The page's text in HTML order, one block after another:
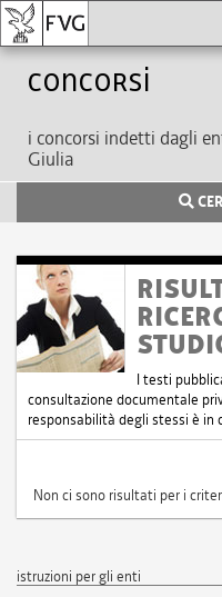
Concorsi
i concorsi indetti dagli
Giulia
I testi
consultazione documentale
responsabilità degli stessi è in
Non ci sono risultati per i
istruzioni per gli enti